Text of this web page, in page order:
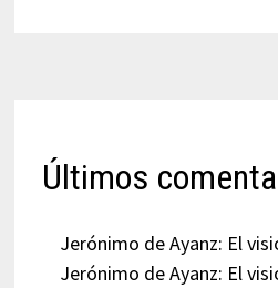
Últimos
Jerónimo de Ayanz: El
Jerónimo de Ayanz: El